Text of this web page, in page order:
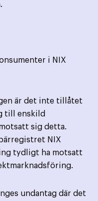
i NIX
är det inte tillåtet
till enskild
sig detta.
NIX
tydligt ha motsatt
undantag där det